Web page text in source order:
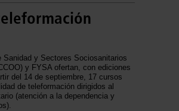
Sanidad y Sectores Sociosanitarios
y FYSA ofertan, con ediciones
del 14 de septiembre, 17 cursos
de teleformación dirigidos al
(atención a la dependencia y